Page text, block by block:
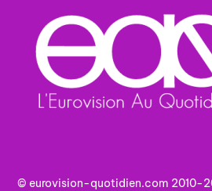
© eurovision-quotidien.com 2010-